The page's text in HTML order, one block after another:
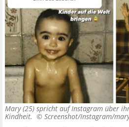
Mary (25) spricht auf Instagram über
Kindheit. © Screenshot/Instagram/